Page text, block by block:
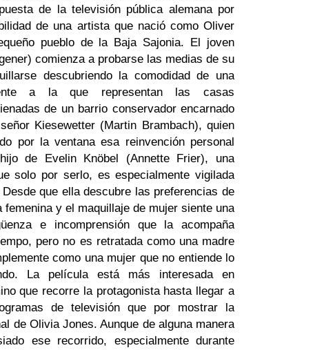
de la televisión pública alemana por
de una artista que nació como Oliver
pueblo de la Baja Sajonia. El joven
comienza a probarse las medias de su
descubriendo la comodidad de una
a la que representan las casas
de un barrio conservador encarnado
Kiesewetter (Martin Brambach), quien
por la ventana esa reinvención personal
de Evelin Knöbel (Annette Frier), una
solo por serlo, es especialmente vigilada
que ella descubre las preferencias de
femenina y el maquillaje de mujer siente una
e incomprensión que la acompaña
pero no es retratada como una madre
como una mujer que no entiende lo
La película está más interesada en
que recorre la protagonista hasta llegar a
de televisión que por mostrar la
de Olivia Jones. Aunque de alguna manera
ese recorrido, especialmente durante